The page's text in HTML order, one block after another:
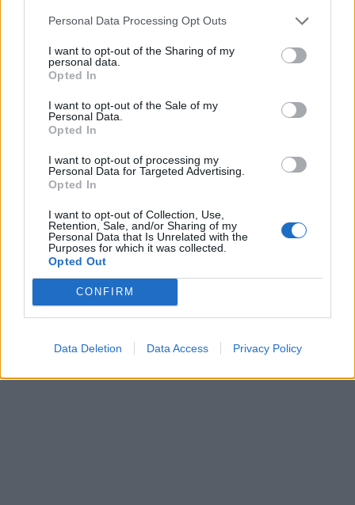
Personal Data Processing Opt Outs
I want to opt-out of the Sharing of my
personal data.
Opted In
I want to opt-out of the Sale of my
Personal Data.
Opted In
I want to opt-out of processing my
Personal Data for Targeted Advertising.
Opted In
I want to opt-out of Collection, Use,
Retention, Sale, and/or Sharing of my
Personal Data that Is Unrelated with the
Purposes for which it was collected.
Opted Out
CONFIRM
Data Deletion Data Access Privacy Policy
In evidenza